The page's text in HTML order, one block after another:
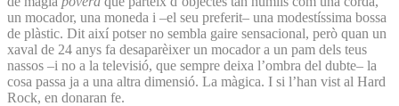
un mocador, una moneda i –el seu preferit– una modestíssima bossa
de plàstic. Dit així potser no sembla gaire sensacional, però quan un
xaval de 24 anys fa desaparèixer un mocador a un pam dels teus
nassos –i no a la televisió, que sempre deixa l’ombra del dubte– la
cosa passa ja a una altra dimensió. La màgica. I si l’han vist al Hard
Rock, en donaran fe.